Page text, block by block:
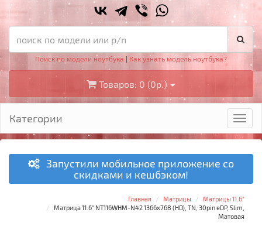
Поиск по модели ноутбука | Как узнать модель ноутбука?
Товаров: 0 (0р.)
Категории
Запустили мобильное приложение со
скидками и кешбэком!
Главная Матрицы
Матрицы 11.6"
Матрица 11.6" NT116WHM-N42 1366x768 (HD), TN, 30pin eDP, Slim,
Матовая